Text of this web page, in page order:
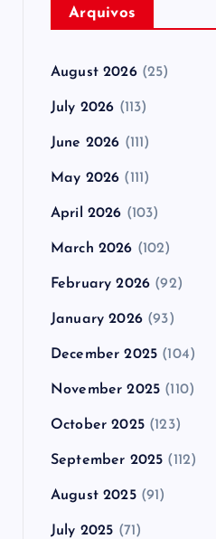
Arquivos
August 2026(25)
July 2026 (113)
June 2026 (111)
May 2026 (111)
April 2026 (103)
March 2026 (102)
February 2026 (92)
January 2026(93)
December 2025 (104)
November 2025 (110)
October 2025(123)
September 2025 (112)
August 2025(91)
July 2025 (71)